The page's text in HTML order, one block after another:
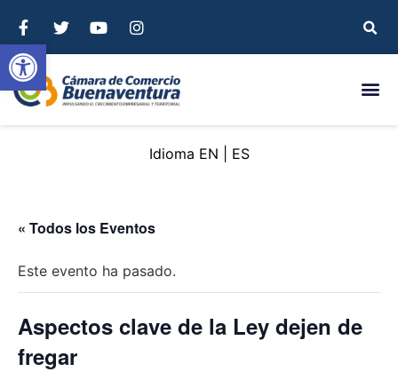
Abrir barra de herramientas
EN ES
« Todos los Eventos
Este evento ha pasado.
Aspectos clave de la Ley dejen de
fregar